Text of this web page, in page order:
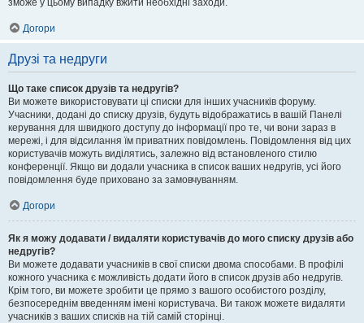
зможе у цьому випадку вжити необхідні заходи.
Догори
Друзі та недруги
Що таке список друзів та недругів?
Ви можете використовувати ці списки для інших учасників форуму.
Учасники, додані до списку друзів, будуть відображатись в вашій Панелі
керування для швидкого доступу до інформації про те, чи вони зараз в
мережі, і для відсилання їм приватних повідомлень. Повідомлення від цих
користувачів можуть виділятись, залежно від встановленого стилю
конференції. Якщо ви додали учасника в список ваших недругів, усі його
повідомлення буде приховано за замовчуванням.
Догори
Як я можу додавати / видаляти користувачів до мого списку друзів або
недругів?
Ви можете додавати учасників в свої списки двома способами. В профілі
кожного учасника є можливість додати його в список друзів або недругів.
Крім того, ви можете зробити це прямо з вашого особистого розділу,
безпосереднім введенням імені користувача. Ви також можете видаляти
учасників з ваших списків на тій самій сторінці.